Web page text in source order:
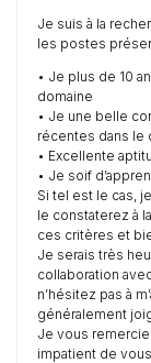
Je suis à la
les postes
• Je plus de 10
domaine
• Je une belle
récentes dans le
• Excellente
• Je soif
Si tel est le cas,
le constaterez à
ces critères et
Je serais très
collaboration
n’hésitez pas à
généralement
Je vous remercie
impatient de